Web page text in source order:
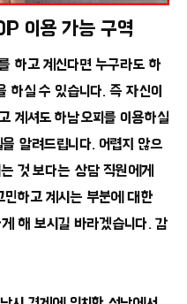
이용 가능 구역
하고 계신다면 누구라도 하
하실 수 있습니다. 즉 자신이
계셔도 하남오피를 이용하실
알려드립니다. 어렵지 않으
것 보다는 상담 직원에게
민하고 계시는 부분에 대한
해 보시길 바라겠습니다. 감